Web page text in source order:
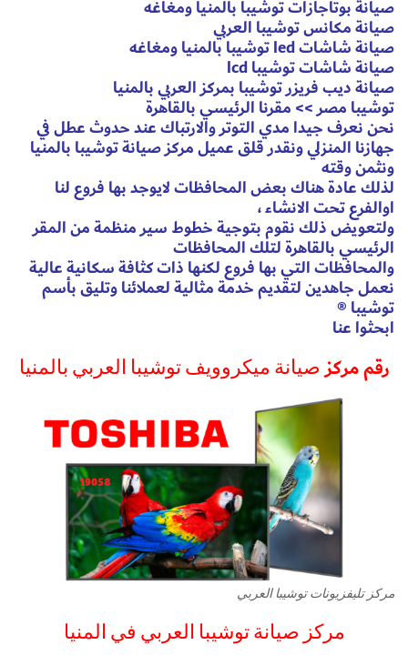
صيانة بوتاجازات توشيبا بالمنيا ومغاغه
صيانة مكانس توشيبا العربي
صيانة شاشات led توشيبا بالمنيا ومغاغه
صيانة شاشات توشيبا lcd
صيانة ديب فريزر توشيبا بمركز العربي بالمنيا
توشيبا مصر >> مقرنا الرئيسي بالقاهرة
نحن نعرف جيدا مدي التوتر والارتباك عند حدوث عطل في
جهازنا المنزلي ونقدر قلق عميل مركز صيانة توشيبا بالمنيا
ونثمن وقته
لذلك عادة هناك بعض المحافظات لايوجد بها فروع لنا
اوالفرع تحت الانشاء ،
ولتعويض ذلك نقوم بتوجية خطوط سير منظمة من المقر
الرئيسي بالقاهرة لتلك المحافظات
والمحافظات التي بها فروع لكنها ذات كثافة سكانية عالية
نعمل جاهدين لتقديم خدمة مثالية لعملائنا وتليق بأسم
توشيبا ®
ابحثوا عنا
رقم مركزصيانة ميكروويف توشيبا العربي بالمنيا
مركز تليفزيونات توشيبا العربي
مركز صيانة توشيبا العربي في المنيا